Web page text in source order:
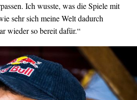
Ich wusste, was die Spiele mit
sehr sich meine Welt dadurch
wieder so bereit dafür.“